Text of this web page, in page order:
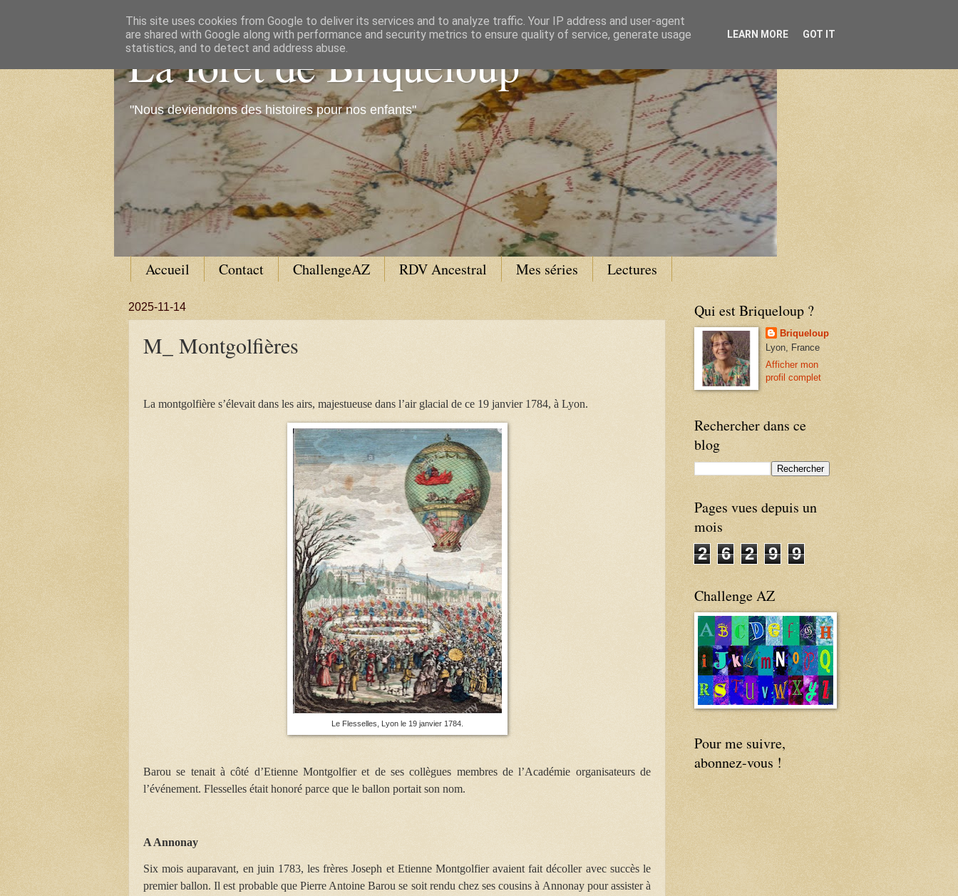
La forêt de Briqueloup
"Nous deviendrons des histoires pour nos enfants"
Accueil Contact ChallengeAZ RDV Ancestral Mes séries Lectures
2025-11-14
M_ Montgolfières
La montgolfière s’élevait dans les airs, majestueuse dans l’air glacial de ce 19 janvier 1784, à Lyon.
Le Flesselles, Lyon le 19 janvier 1784.
Barou se tenait à côté d’Etienne Montgolfier et de ses collègues membres de l’Académie organisateurs de
l’événement. Flesselles était honoré parce que le ballon portait son nom.
A Annonay
Six mois auparavant, en juin 1783, les frères Joseph et Etienne Montgolfier avaient fait décoller avec succès le
premier ballon. Il est probable que Pierre Antoine Barou se soit rendu chez ses cousins à Annonay pour assister à
Qui est Briqueloup ?
Briqueloup
Lyon, France
Afficher mon
profil complet
Rechercher dans ce
blog
Pages vues depuis un
mois
2
6 2 9 9
Challenge AZ
Pour me suivre,
abonnez-vous !
This site uses cookies from Google to deliver its services and to analyze traffic. Your IP address and user-agent
are shared with Google along with performance and security metrics to ensure quality of service, generate usage
statistics, and to detect and address abuse.
LEARN MORE GOT IT